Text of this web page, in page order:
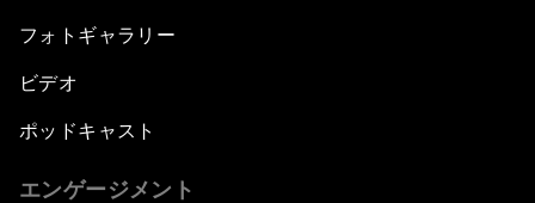
フォトギャラリー
ビデオ
ポッドキャスト
エンゲージメント